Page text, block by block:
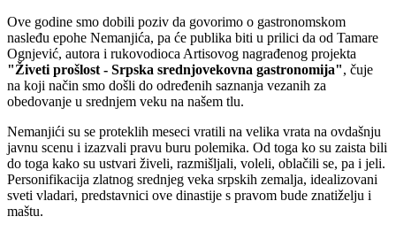
Ove godine smo dobili poziv da govorimo o gastronomskom
nasleđu epohe Nemanjića, pa će publika biti u prilici da od Tamare
Ognjević, autora i rukovodioca Artisovog nagrađenog projekta
"Živeti prošlost - Srpska srednjovekovna gastronomija", čuje
na koji način smo došli do određenih saznanja vezanih za
obedovanje u srednjem veku na našem tlu.
Nemanjići su se proteklih meseci vratili na velika vrata na ovdašnju
javnu scenu i izazvali pravu buru polemika. Od toga ko su zaista bili
do toga kako su ustvari živeli, razmišljali, voleli, oblačili se, pa i jeli.
Personifikacija zlatnog srednjeg veka srpskih zemalja, idealizovani
sveti vladari, predstavnici ove dinastije s pravom bude znatiželju i
maštu.